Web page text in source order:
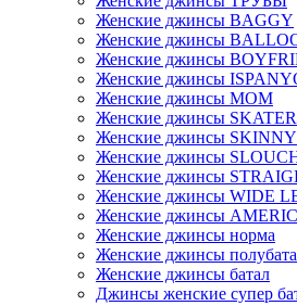
Женские джинсы BAGGY
Женские джинсы
Женские джинсы
Женские джинсы
Женские джинсы МОМ
Женские джинсы SKATER
Женские джинсы SKINNY
Женские джинсы
Женские джинсы
Женские джинсы WIDE
Женские джинсы
Женские джинсы норма
Женские джинсы
Женские джинсы батал
Джинсы женские супер